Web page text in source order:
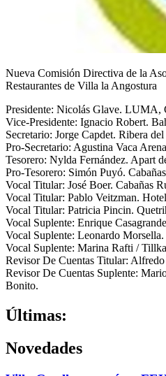
Nueva Comisión Directiva de la
Restaurantes de Villa la Angostura
Presidente: Nicolás Glave. LUMA,
Vice-Presidente: Ignacio Robert.
Secretario: Jorge Capdet. Ribera
Pro-Secretario: Agustina Vaca
Tesorero: Nylda Fernández. Apart
Pro-Tesorero: Simón Puyó.
Vocal Titular: José Boer. Cabañas
Vocal Titular: Pablo Veitzman.
Vocal Titular: Patricia Pincin.
Vocal Suplente: Enrique
Vocal Suplente: Leonardo Morsella.
Vocal Suplente: Marina Rafti /
Revisor De Cuentas Titular:
Revisor De Cuentas Suplente:
Bonito.
Últimas:
Novedades